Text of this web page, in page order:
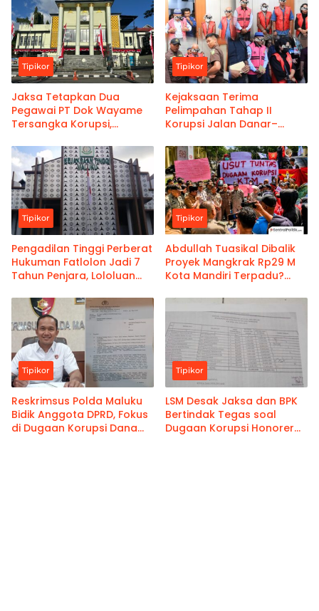
Tipikor
Jaksa Tetapkan Dua
Pegawai PT Dok Wayame
Tersangka Korupsi,
Rp18,9 Miliar
Tipikor
Kejaksaan Terima
Pelimpahan Tahap II
Korupsi Jalan Danar–
Ditahan
Tipikor
Pengadilan Tinggi Perberat
Hukuman Fatlolon Jadi 7
Tahun Penjara, Lololuan
8 Tahun
Tipikor
Abdullah Tuasikal Dibalik
Proyek Mangkrak Rp29 M
Kota Mandiri Terpadu?
Tipikor
Reskrimsus Polda Maluku
Bidik Anggota DPRD, Fokus
di Dugaan Korupsi Dana
Tipikor
LSM Desak Jaksa dan BPK
Bertindak Tegas soal
Dugaan Korupsi Honorer